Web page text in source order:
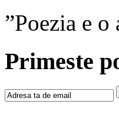
”Poezia e
Primeste